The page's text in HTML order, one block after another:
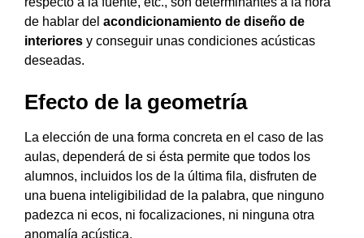
de hablar del acondicionamiento de diseño de
interiores y conseguir unas condiciones acústicas
deseadas.
Efecto de la geometría
La elección de una forma concreta en el caso de las
aulas, dependerá de si ésta permite que todos los
alumnos, incluidos los de la última fila, disfruten de
una buena inteligibilidad de la palabra, que ninguno
padezca ni ecos, ni focalizaciones, ni ninguna otra
anomalía acústica.